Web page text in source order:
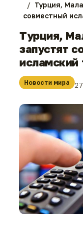
Турция,
совместный
Турция,
запустят
исламский
Новости мира